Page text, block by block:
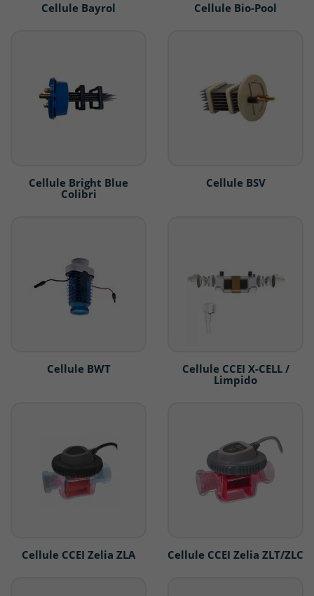
Cellule Bayrol Cellule Bio-Pool
Cellule Bright Blue
Colibri
Cellule BSV
Cellule BWT
Cellule CCEI X-CELL /
Limpido
Cellule CCEI Zelia ZLA Cellule CCEI Zelia ZLT/ZLC